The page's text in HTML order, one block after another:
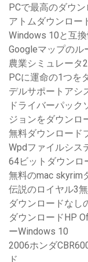
PCで最高のダウ
アトムダウンロー
Windows 10と互
Googleマップの
農業シミュレータ
PCに運命の1つを
デルサポートアシ
ドライバーパッ
ジョンをダウンロ
無料ダウンロード
Wpdファイルシス
64ビットダウンロ
無料のmac skyrim
伝説のロイヤル3
ダウンロードなし
ダウンロードHP
ーWindows 10
2006ホンダ
ド